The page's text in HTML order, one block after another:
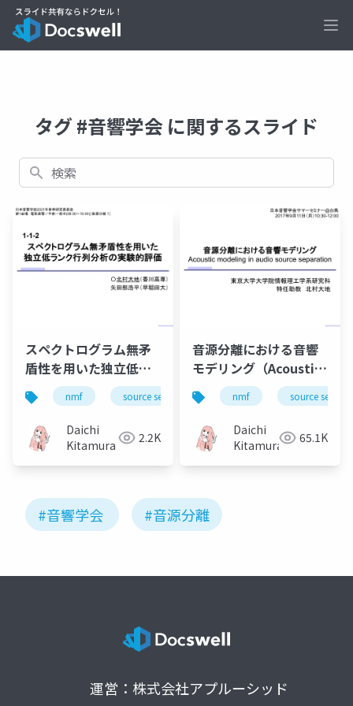
タグ #音響学会 に関するスライド
検索
スペクトログラム無矛
盾性を用いた独立低ラ
ンク行列分析の実験的
評価
nmf source separation music bss
Daichi
Kitamura
2.2K
音源分離における音響
モデリング（Acoustic
modeling in audio
source separation）
nmf source
Daichi
Kitamura
65.1K
#音響学会 #音源分離
運営：株式会社アプルーシッド